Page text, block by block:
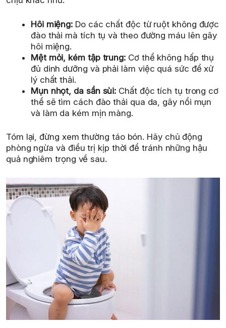
Hôi miệng: Do các chất độc từ ruột không được
đào thải mà tích tụ và theo đường máu lên gây
hôi miệng.
Mệt mỏi, kém tập trung: Cơ thể không hấp thụ
đủ dinh dưỡng và phải làm việc quá sức để xử
lý chất thải.
Mụn nhọt, da sần sùi: Chất độc tích tụ trong cơ
thể sẽ tìm cách đào thải qua da, gây nổi mụn
và làm da kém mịn màng.
Tóm lại, đừng xem thường táo bón. Hãy chủ động
phòng ngừa và điều trị kịp thời để tránh những hậu
quả nghiêm trọng về sau.